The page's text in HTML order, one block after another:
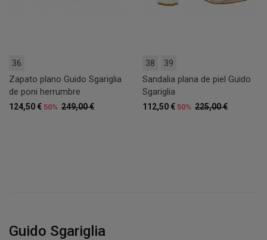
36
Zapato plano Guido Sgariglia
de poni herrumbre
249,00 €
124,50 € 50%
38 39
Sandalia plana de piel Guido
Sgariglia
225,00 €
112,50 € 50%
Guido Sgariglia